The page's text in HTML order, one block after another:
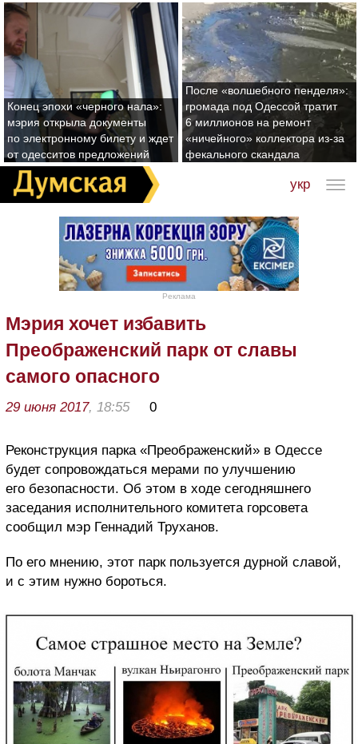
Конец эпохи «черного нала»:
мэрия открыла документы
по электронному билету и ждет
от одесситов предложений
После «волшебного пенделя»:
громада под Одессой тратит
6 миллионов на ремонт
«ничейного» коллектора из-за
фекального скандала
укр
Реклама
Мэрия хочет избавить
Преображенский парк от славы
самого опасного
29 июня 2017, 18:55 0
Реконструкция парка «Преображенский» в Одессе
будет сопровождаться мерами по улучшению
его безопасности. Об этом в ходе сегодняшнего
заседания исполнительного комитета горсовета
сообщил мэр Геннадий Труханов.
По его мнению, этот парк пользуется дурной славой,
и с этим нужно бороться.